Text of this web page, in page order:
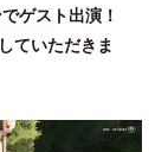
ゲスト出演！
ていただきま